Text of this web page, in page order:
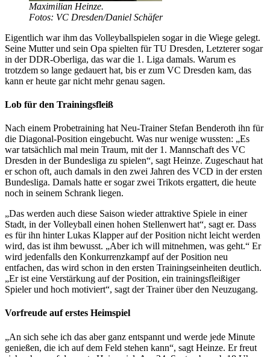
Maximilian Heinze.
Fotos: VC Dresden/Daniel Schäfer
Eigentlich war ihm das Volleyballspielen sogar in die Wiege gelegt.
Seine Mutter und sein Opa spielten für TU Dresden, Letzterer sogar
in der DDR-Oberliga, das war die 1. Liga damals. Warum es
trotzdem so lange gedauert hat, bis er zum VC Dresden kam, das
kann er heute gar nicht mehr genau sagen.
Lob für den Trainingsfleiß
Nach einem Probetraining hat Neu-Trainer Stefan Benderoth ihn für
die Diagonal-Position eingebucht. Was nur wenige wussten: „Es
war tatsächlich mal mein Traum, mit der 1. Mannschaft des VC
Dresden in der Bundesliga zu spielen“, sagt Heinze. Zugeschaut hat
er schon oft, auch damals in den zwei Jahren des VCD in der ersten
Bundesliga. Damals hatte er sogar zwei Trikots ergattert, die heute
noch in seinem Schrank liegen.
„Das werden auch diese Saison wieder attraktive Spiele in einer
Stadt, in der Volleyball einen hohen Stellenwert hat“, sagt er. Dass
es für ihn hinter Lukas Klapper auf der Position nicht leicht werden
wird, das ist ihm bewusst. „Aber ich will mitnehmen, was geht.“ Er
wird jedenfalls den Konkurrenzkampf auf der Position neu
entfachen, das wird schon in den ersten Trainingseinheiten deutlich.
„Er ist eine Verstärkung auf der Position, ein trainingsfleißiger
Spieler und hoch motiviert“, sagt der Trainer über den Neuzugang.
Vorfreude auf erstes Heimspiel
„An sich sehe ich das aber ganz entspannt und werde jede Minute
genießen, die ich auf dem Feld stehen kann“, sagt Heinze. Er freut